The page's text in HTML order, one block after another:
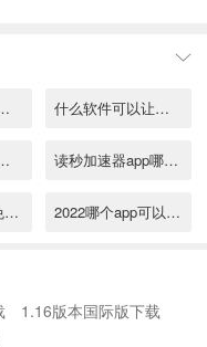
，
软件有哪些 什么软件可以让视频加速
速软件推荐 读秒加速器app哪个好用2022
广告加速器app免费加速哪个好2022 2022哪个app可以把视频加速
个便宜
1.16版本国际版下载